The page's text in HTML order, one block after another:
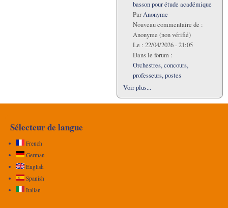
basson pour étude académique
ParAnonyme
Nouveau commentaire de :
Anonyme (non vérifié)
Le : 22/04/2026 - 21:05
Dans le forum :
Orchestres, concours,
professeurs, postes
Voir plus...
Sélecteur de langue
French
German
English
Spanish
Italian